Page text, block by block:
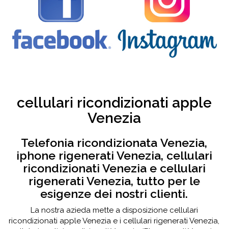
cellulari ricondizionati apple
Venezia
Telefonia ricondizionata Venezia,
iphone rigenerati Venezia, cellulari
ricondizionati Venezia e cellulari
rigenerati Venezia, tutto per le
esigenze dei nostri clienti.
La nostra azieda mette a disposizione cellulari
ricondizionati apple Venezia e i cellulari rigenerati Venezia,